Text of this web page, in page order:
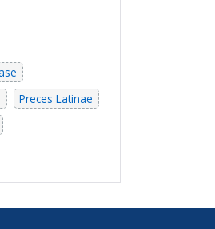
Preces Latinae